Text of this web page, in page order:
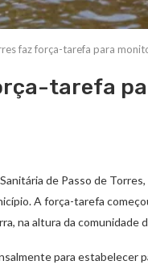
faz força-tarefa para
tarefa
de Passo de
A força-tarefa
na altura da comunidade
para estabelecer